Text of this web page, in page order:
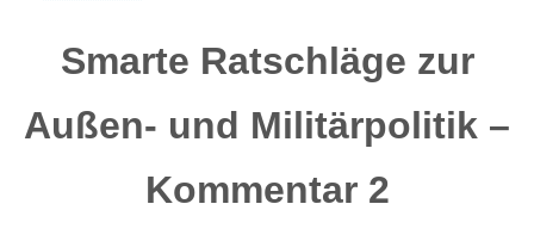
und
Smarte Ratschläge zur
Außen- und Militärpolitik –
Kommentar 2